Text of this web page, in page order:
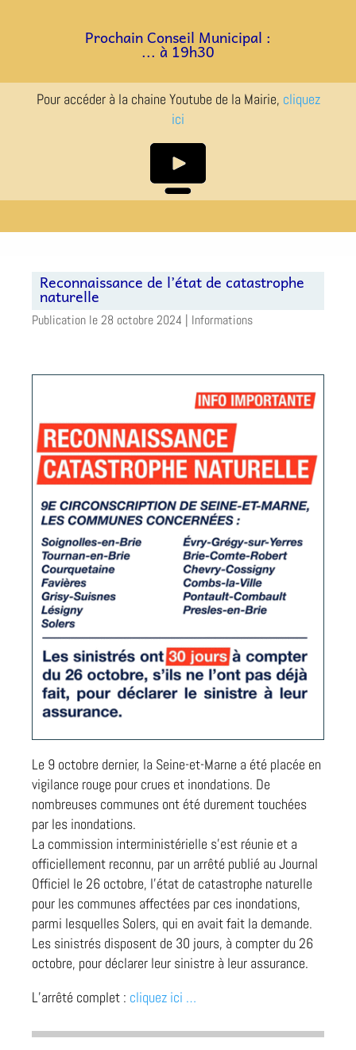
Prochain Conseil Municipal :
... à 19h30
Pour accéder à la chaine Youtube de la Mairie, cliquez
ici
Reconnaissance de l’état de catastrophe
naturelle
28 octobre 2024 | Informations
Le 9 octobre dernier, la Seine-et-Marne a été placée en
vigilance rouge pour crues et inondations. De
nombreuses communes ont été durement touchées
par les inondations.
La commission interministérielle s’est réunie et a
officiellement reconnu, par un arrêté publié au Journal
Officiel le 26 octobre, l’état de catastrophe naturelle
pour les communes affectées par ces inondations,
parmi lesquelles Solers, qui en avait fait la demande.
Les sinistrés disposent de 30 jours, à compter du 26
octobre, pour déclarer leur sinistre à leur assurance.
L’arrêté complet : cliquez ici …